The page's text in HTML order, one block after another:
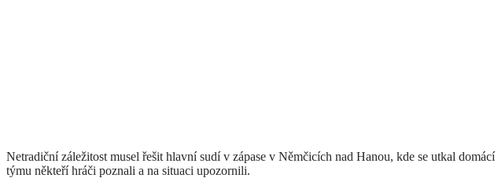
Netradiční záležitost musel řešit hlavní sudí v zápase v Němčicích nad Hanou, kde se utkal
týmu někteří hráči poznali a na situaci upozornili.